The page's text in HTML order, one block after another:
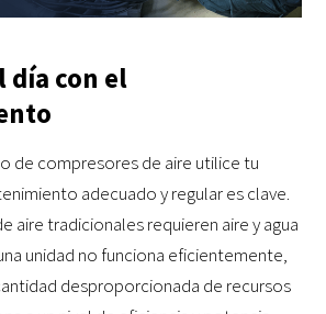
día con el
de compresores de aire utilice tu
adecuado y regular es clave.
aire tradicionales requieren aire y agua
unidad no funciona eficientemente,
desproporcionada de recursos